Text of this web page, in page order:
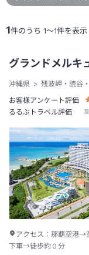
1件のうち 1～1件を表示
グランドメルキ
沖縄県
残波岬・読谷
お客様アンケート評価
るるぶトラベル評価
アクセス： 那覇空港→
下車→徒歩約０分